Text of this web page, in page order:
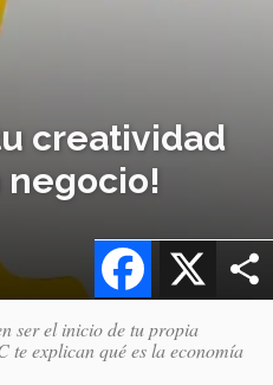
creatividad
negocio!
X
Facebook
ser el inicio de tu propia
te explican qué es la economía